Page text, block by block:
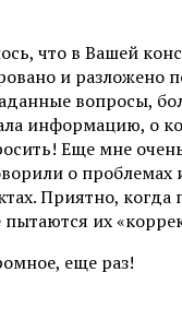
что в Вашей
и разложено
вопросы,
информацию, о
Еще мне
о проблемах
Приятно,
пытаются их
еще раз!